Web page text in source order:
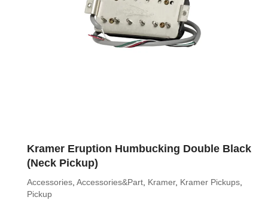
Kramer Eruption Humbucking Double Black
(Neck Pickup)
Accessories, Accessories&Part, Kramer, Kramer Pickups,
Pickup